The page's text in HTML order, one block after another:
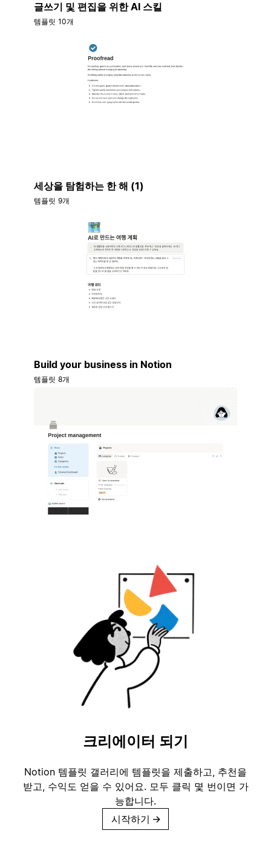
글쓰기 및 편집을 위한 AI 스킬
템플릿 10개
세상을 탐험하는 한 해 (1)
템플릿 9개
Build your business in Notion
템플릿 8개
크리에이터 되기
Notion 템플릿 갤러리에 템플릿을 제출하고, 추천을
받고, 수익도 얻을 수 있어요. 모두 클릭 몇 번이면 가
능합니다.
시작하기 →